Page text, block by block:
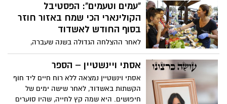
"עמים וטעמים": הפסטיבל
הקולינארי הכי שמח באזור חוזר
בסוף החודש לאשדוד
לאחר ההצלחה הגדולה בשנה שעברה,
פסטיבל "עמים וטעמים" אשדוד חוזר ובענק.
בתפריט: הופעות חיות וכמובן נושא האירוע -
יריד דוכני אוכל ענקי שיציע שלל מנות מכל
רחבי העולם על פי 99 העדות שחיות בעיר
והכל - במחיר 10 שקלים בלבד למנה. הכניסה
אסתי ויינשטיין – הספר
אסתי וינשטיין נמצאה ללא רוח חיים ליד חוף
הקשתות באשדוד, לאחר שישה ימים של
חיפושים. היא שמה קץ לחייה, שהיו סוערים